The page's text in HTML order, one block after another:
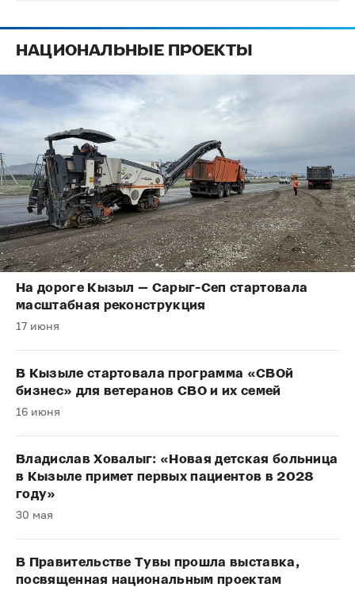
НАЦИОНАЛЬНЫЕ ПРОЕКТЫ
На дороге Кызыл — Сарыг-Сеп стартовала
масштабная реконструкция
17 июня
В Кызыле стартовала программа «СВОй
бизнес» для ветеранов СВО и их семей
16 июня
Владислав Ховалыг: «Новая детская больница
в Кызыле примет первых пациентов в 2028
году»
30 мая
В Правительстве Тувы прошла выставка,
посвященная национальным проектам